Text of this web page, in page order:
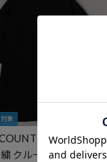
象
CITY
クルーネック Tシャツ